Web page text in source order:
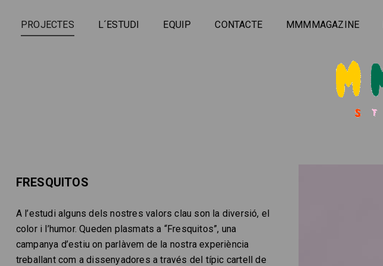
PROJECTES L´ESTUDI EQUIP CONTACTE MMMMAGAZINE
FRESQUITOS
A l’estudi alguns dels nostres valors clau son la diversió, el
color i l’humor. Queden plasmats a “Fresquitos”, una
campanya d’estiu on parlàvem de la nostra experiència
treballant com a dissenyadores a través del típic cartell de